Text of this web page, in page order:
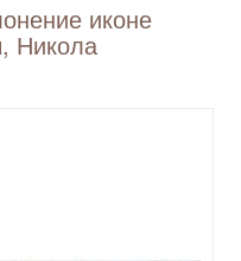
иконе
Никола